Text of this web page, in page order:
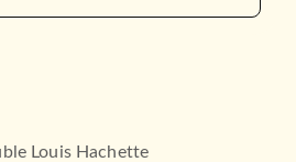
Louis Hachette